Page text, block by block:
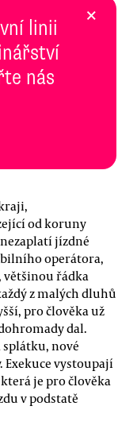
linii
nás
×
od koruny
jízdné
operátora,
řádka
z malých dluhů
pro člověka už
dal.
splátku, nové
vystoupají
je pro člověka
v podstatě